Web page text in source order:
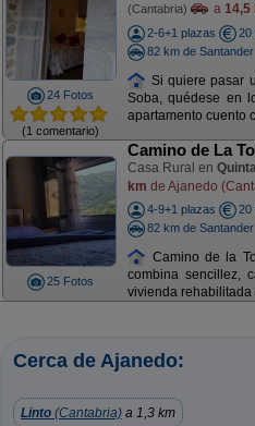
24 Fotos
(1 comentario)
(Cantabria) a 14,5
2-6+1 plazas
20
82 km de Santander
Si quiere pasar
Soba, quédese en
apartamento cuento
25 Fotos
Camino de La
Casa Rural en
km de Ajanedo
4-9+1 plazas
20
82 km de Santander
Camino de la
combina sencillez,
vivienda rehabilitada
Cerca de Ajanedo:
Linto (Cantabria) a 1,3 km